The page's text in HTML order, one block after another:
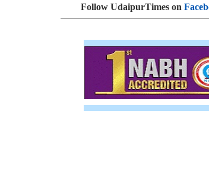
Follow UdaipurTimes on